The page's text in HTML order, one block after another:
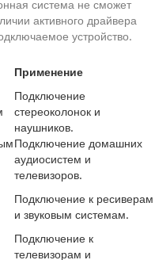
система не сможет
активного драйвера
устройство.
Применение
Подключение
стереоколонок и
наушников.
Подключение домашних
аудиосистем и
телевизоров.
Подключение к ресиверам
и звуковым системам.
Подключение к
телевизорам и